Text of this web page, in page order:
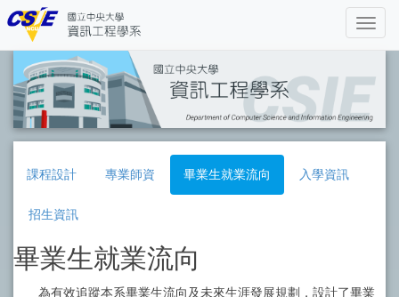
課程設計 專業師資 畢業生就業流向 入學資訊
招生資訊
畢業生就業流向
為有效追蹤本系畢業生流向及未來生涯發展規劃，設計了畢業